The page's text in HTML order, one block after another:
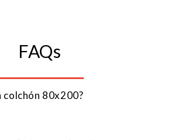
FAQs
colchón 80x200?